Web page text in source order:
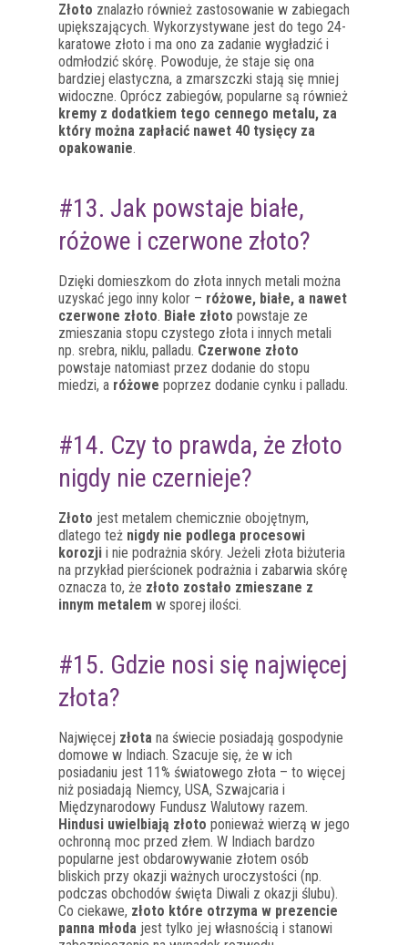
Złoto znalazło również zastosowanie w zabiegach
upiększających. Wykorzystywane jest do tego 24-
karatowe złoto i ma ono za zadanie wygładzić i
odmłodzić skórę. Powoduje, że staje się ona
bardziej elastyczna, a zmarszczki stają się mniej
widoczne. Oprócz zabiegów, popularne są również
kremy z dodatkiem tego cennego metalu, za
który można zapłacić nawet 40 tysięcy za
opakowanie.
#13. Jak powstaje białe,
różowe i czerwone złoto?
Dzięki domieszkom do złota innych metali można
uzyskać jego inny kolor – różowe, białe, a nawet
czerwone złoto. Białe złoto powstaje ze
zmieszania stopu czystego złota i innych metali
np. srebra, niklu, palladu. Czerwone złoto
powstaje natomiast przez dodanie do stopu
miedzi, a różowe poprzez dodanie cynku i palladu.
#14. Czy to prawda, że złoto
nigdy nie czernieje?
Złoto jest metalem chemicznie obojętnym,
dlatego też nigdy nie podlega procesowi
korozji i nie podrażnia skóry. Jeżeli złota biżuteria
na przykład pierścionek podrażnia i zabarwia skórę
oznacza to, że złoto zostało zmieszane z
innym metalem w sporej ilości.
#15. Gdzie nosi się najwięcej
złota?
Najwięcej złota na świecie posiadają gospodynie
domowe w Indiach. Szacuje się, że w ich
posiadaniu jest 11% światowego złota – to więcej
niż posiadają Niemcy, USA, Szwajcaria i
Międzynarodowy Fundusz Walutowy razem.
Hindusi uwielbiają złoto ponieważ wierzą w jego
ochronną moc przed złem. W Indiach bardzo
popularne jest obdarowywanie złotem osób
bliskich przy okazji ważnych uroczystości (np.
podczas obchodów święta Diwali z okazji ślubu).
Co ciekawe, złoto które otrzyma w prezencie
panna młoda jest tylko jej własnością i stanowi